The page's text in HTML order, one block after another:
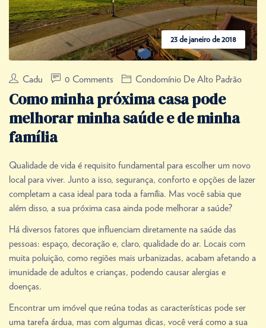
23 de janeiro de 2018
Cadu 0 Comments Condomínio De Alto Padrão
Como minha próxima casa pode
melhorar minha saúde e de minha
família
Qualidade de vida é requisito fundamental para escolher um novo
local para viver. Junto a isso, segurança, conforto e opções de lazer
completam a casa ideal para toda a família. Mas você sabia que
além disso, a sua próxima casa ainda pode melhorar a saúde?
Há diversos fatores que influenciam diretamente na saúde das
pessoas: espaço, decoração e, claro, qualidade do ar. Locais com
muita poluição, como regiões mais urbanizadas, acabam afetando a
imunidade de adultos e crianças, podendo causar alergias e
doenças.
Encontrar um imóvel que reúna todas as características pode ser
uma tarefa árdua, mas com algumas dicas, você verá como a sua